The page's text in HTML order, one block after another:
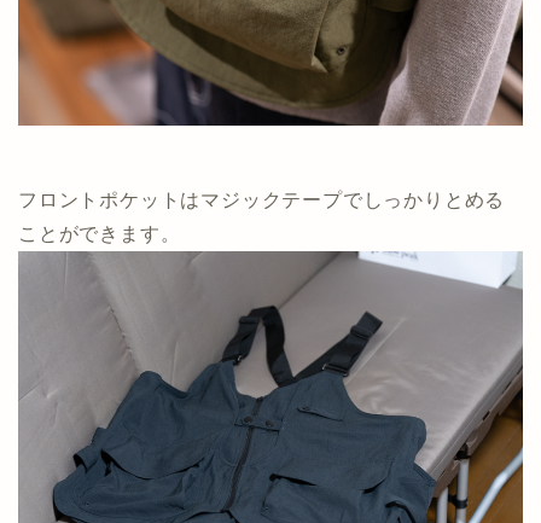
フロントポケットはマジックテープでしっかりとめる
ことができます。